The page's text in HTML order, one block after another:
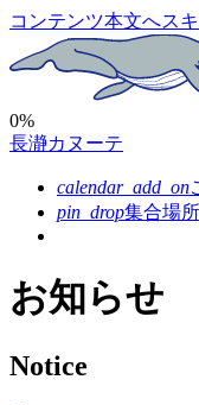
コンテンツ本文へス
0%
長瀞カヌーテ
calendar_add_on
pin_drop集合場所
お知らせ
Notice